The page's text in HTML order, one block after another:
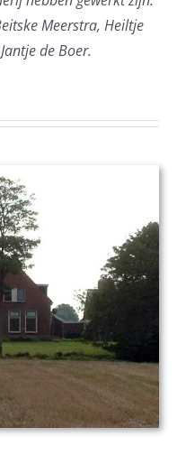
Meerstra, Heiltje
de Boer.